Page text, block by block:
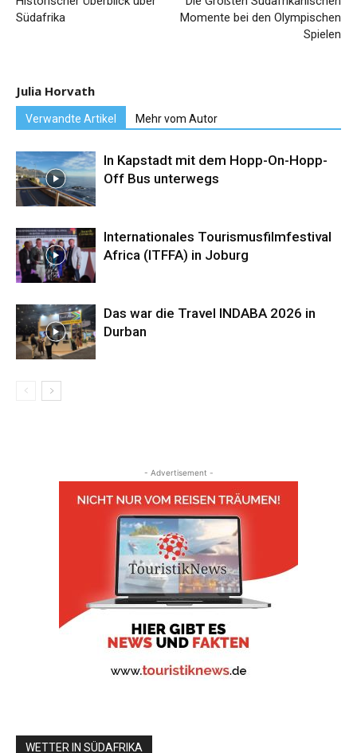
Südafrika
Momente bei den Olympischen
Spielen
Julia Horvath
Verwandte Artikel Mehr vom Autor
In Kapstadt mit dem Hopp-On-Hopp-
Off Bus unterwegs
Internationales Tourismusfilmfestival
Africa (ITFFA) in Joburg
Das war die Travel INDABA 2026 in
Durban
- Advertisement -
WETTER IN SÜDAFRIKA